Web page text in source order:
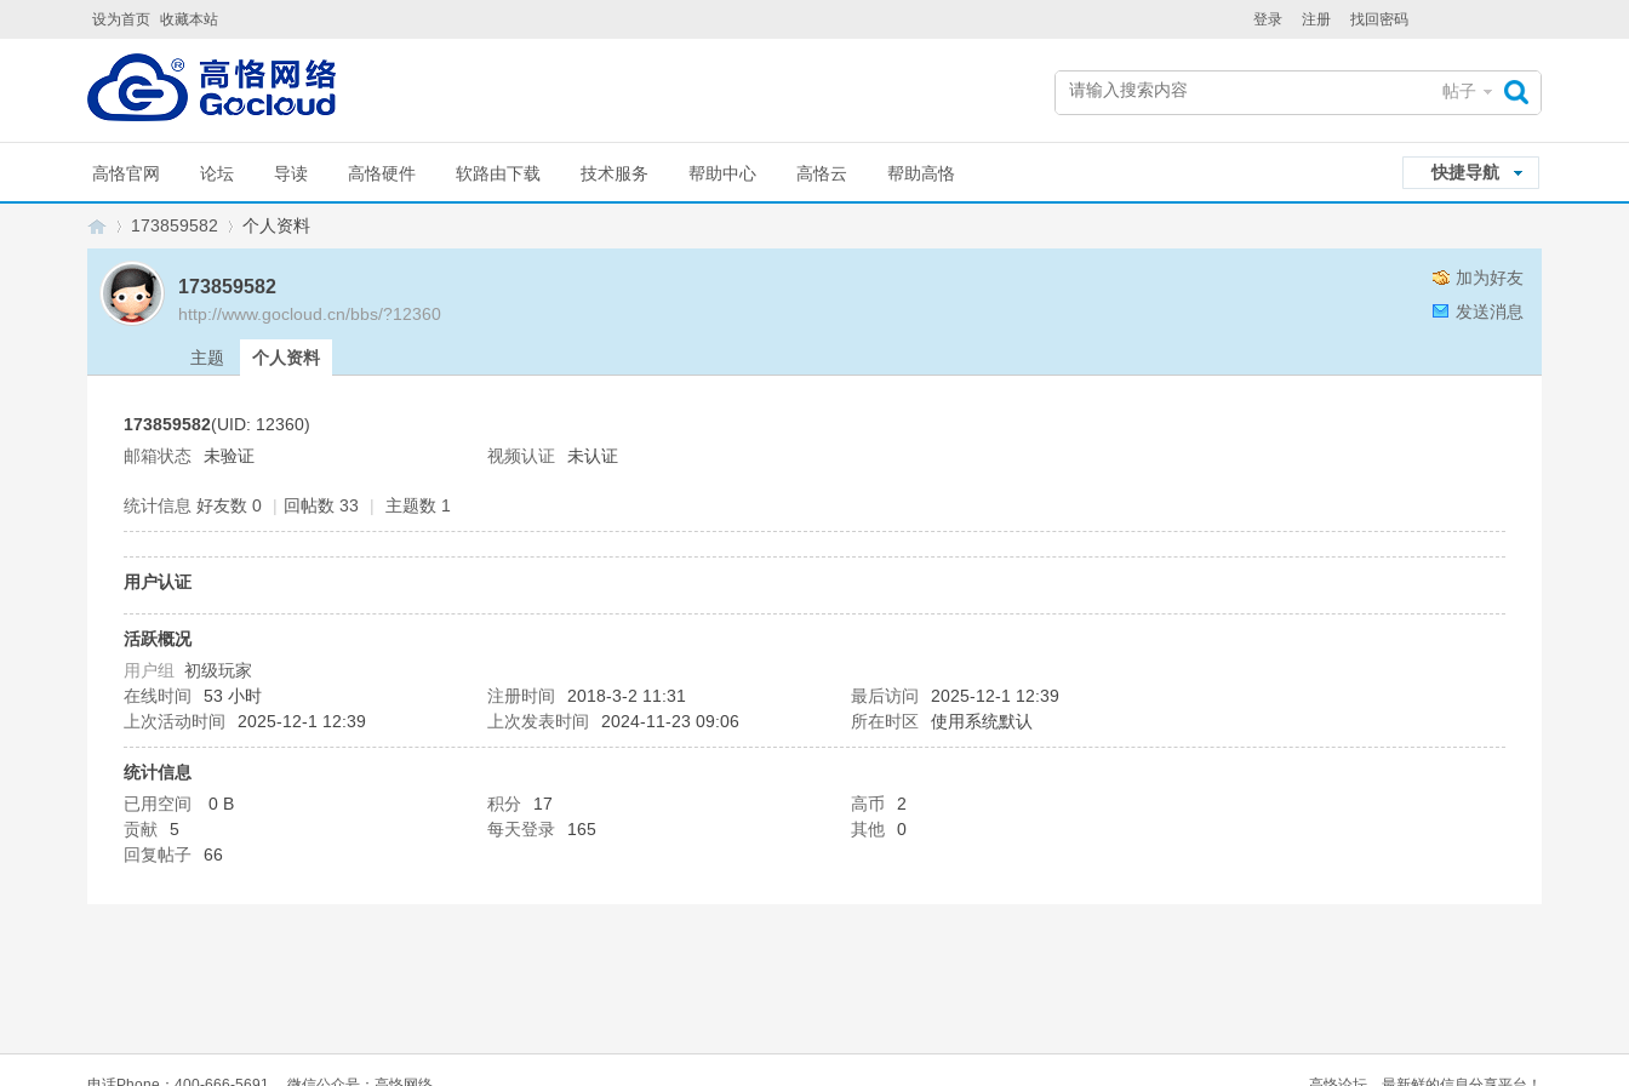
设为首页 收藏本站 登录 注册 找回密码
帖子
快捷导航
高恪官网 论坛 导读 高恪硬件 软路由下载 技术服务 帮助中心 高恪云 帮助高恪
L
173859582 个人资料
加为好友
发送消息
173859582
http://www.gocloud.cn/bbs/?12360
主题 个人资料
173859582(UID: 12360)
邮箱状态
未验证 视频认证 未认证
统计信息 好友数 0 | 回帖数 33 | 主题数 1
用户认证
活跃概况
用户组 初级玩家
在线时间
53 小时 注册时间 2018-3-2 11:31 最后访问
2025-12-1 12:39
上次活动时间
2025-12-1 12:39 上次发表时间 2024-11-23 09:06 所在时区 使用系统默认
统计信息
已用空间
0 B 积分 17 高币
2
贡献
5 每天登录 165 其他
0
回复帖子
66